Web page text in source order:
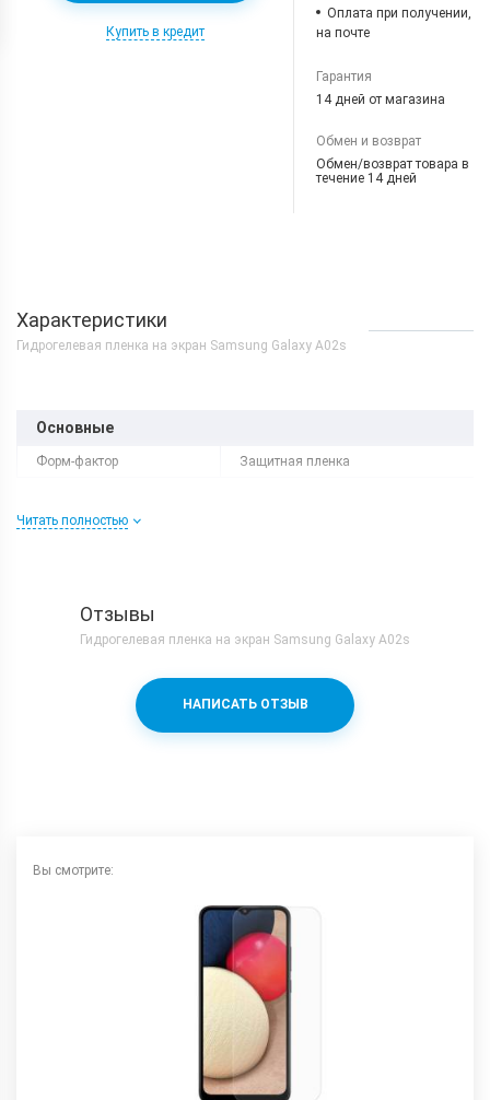
Купить в кредит
Оплата при получении,
на почте
Гарантия
14 дней от магазина
Обмен и возврат
Обмен/возврат товара в
течение 14 дней
Характеристики
Гидрогелевая пленка на экран Samsung Galaxy A02s
Основные
Форм-фактор Защитная пленка
Читать полностью
Отзывы
Гидрогелевая пленка на экран Samsung Galaxy A02s
НАПИСАТЬ ОТЗЫВ
Вы смотрите: